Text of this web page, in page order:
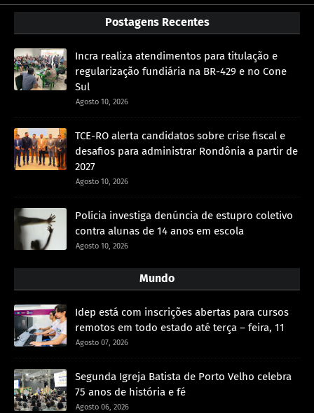
Postagens Recentes
Incra realiza atendimentos para titulação e
regularização fundiária na BR-429 e no Cone
Sul
Agosto 10, 2026
TCE-RO alerta candidatos sobre crise fiscal e
desafios para administrar Rondônia a partir de
2027
Agosto 10, 2026
Polícia investiga denúncia de estupro coletivo
contra alunas de 14 anos em escola
Agosto 10, 2026
Mundo
Idep está com inscrições abertas para cursos
remotos em todo estado até terça – feira, 11
Agosto 07, 2026
Segunda Igreja Batista de Porto Velho celebra
75 anos de história e fé
Agosto 06, 2026